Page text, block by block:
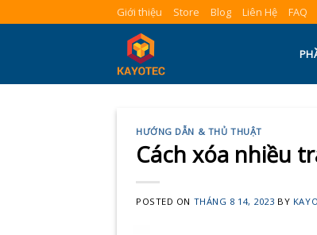
to
Giới thiệu Store Blog Liên Hệ FAQ
HƯỚNG DẪN & THỦ THUẬT
Cách xóa nhiều
POSTED ON THÁNG 8 14, 2023 BY